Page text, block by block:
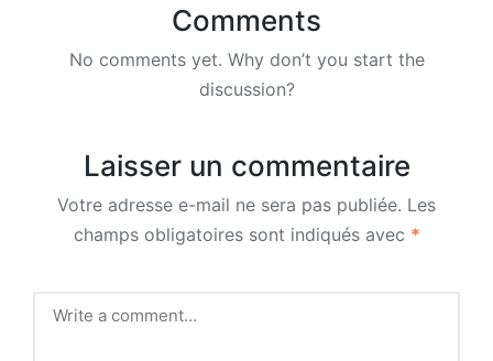
Comments
No comments yet. Why don’t you start the
discussion?
Laisser un commentaire
Votre adresse e-mail ne sera pas publiée. Les
champs obligatoires sont indiqués avec *